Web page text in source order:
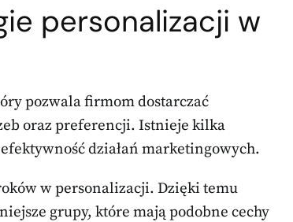
personalizacji w
pozwala firmom dostarczać
oraz preferencji. Istnieje kilka
działań marketingowych.
w personalizacji. Dzięki temu
grupy, które mają podobne cechy